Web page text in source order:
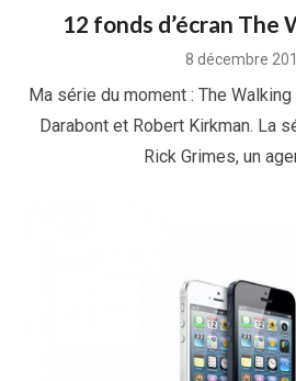
12 fonds d’écran The
Posted
8 décembre
Ma série du moment : The
Darabont et Robert Kirkman. La
Rick Grimes, un